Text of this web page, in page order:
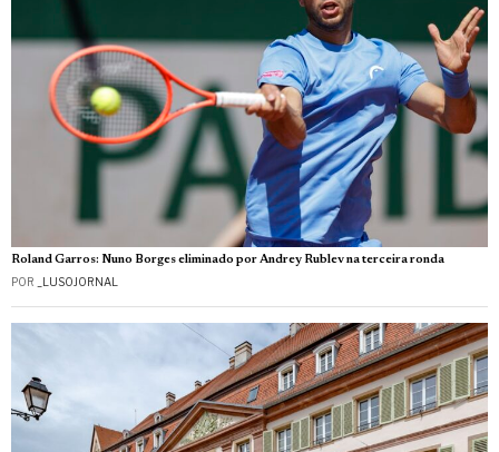
Roland Garros: Nuno Borges eliminado por Andrey Rublev na terceira ronda
POR _LUSOJORNAL